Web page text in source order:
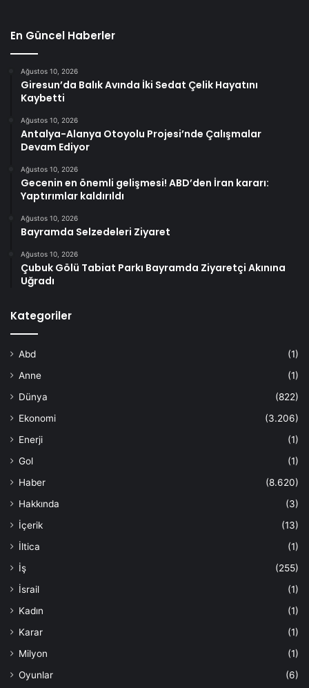
En Güncel Haberler
Ağustos 10, 2026
Giresun’da Balık Avında İki Sedat Çelik Hayatını
Kaybetti
Ağustos 10, 2026
Antalya-Alanya Otoyolu Projesi’nde Çalışmalar
Devam Ediyor
Ağustos 10, 2026
Gecenin en önemli gelişmesi! ABD’den İran kararı:
Yaptırımlar kaldırıldı
Ağustos 10, 2026
Bayramda Selzedeleri Ziyaret
Ağustos 10, 2026
Çubuk Gölü Tabiat Parkı Bayramda Ziyaretçi Akınına
Uğradı
Kategoriler
Abd
(1)
Anne
(1)
Dünya
(822)
Ekonomi
(3.206)
Enerji
(1)
Gol
(1)
Haber
(8.620)
Hakkında
(3)
İçerik
(13)
İltica
(1)
İş
(255)
İsrail
(1)
Kadın
(1)
Karar
(1)
Milyon
(1)
Oyunlar
(6)